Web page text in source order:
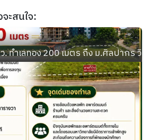
ะสนใจ:
ทำเลทอง 200 เมตร ถึง ม.ศิลปากร วิ